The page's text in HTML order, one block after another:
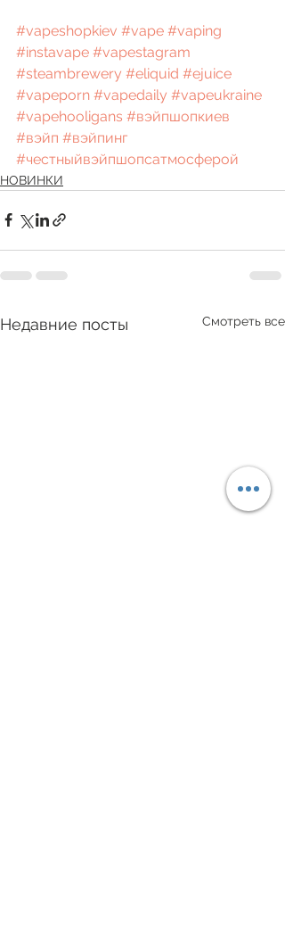
#vapeshopkiev #vape #vaping
#instavape #vapestagram
#steambrewery #eliquid #ejuice
#vapeporn #vapedaily #vapeukraine
#vapehooligans #вэйпшопкиев
#вэйп #вэйпинг
#честныйвэйпшопсатмосферой
НОВИНКИ
Недавние посты Смотреть все